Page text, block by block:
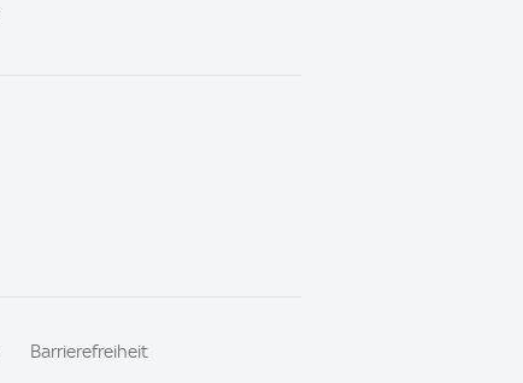
Barrierefreiheit